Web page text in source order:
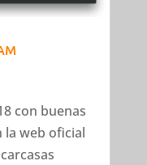
con buenas
la web oficial